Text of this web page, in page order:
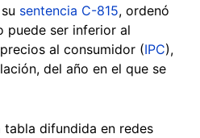
sentencia C-815, ordenó
puede ser inferior al
al consumidor (IPC),
del año en el que se
difundida en redes